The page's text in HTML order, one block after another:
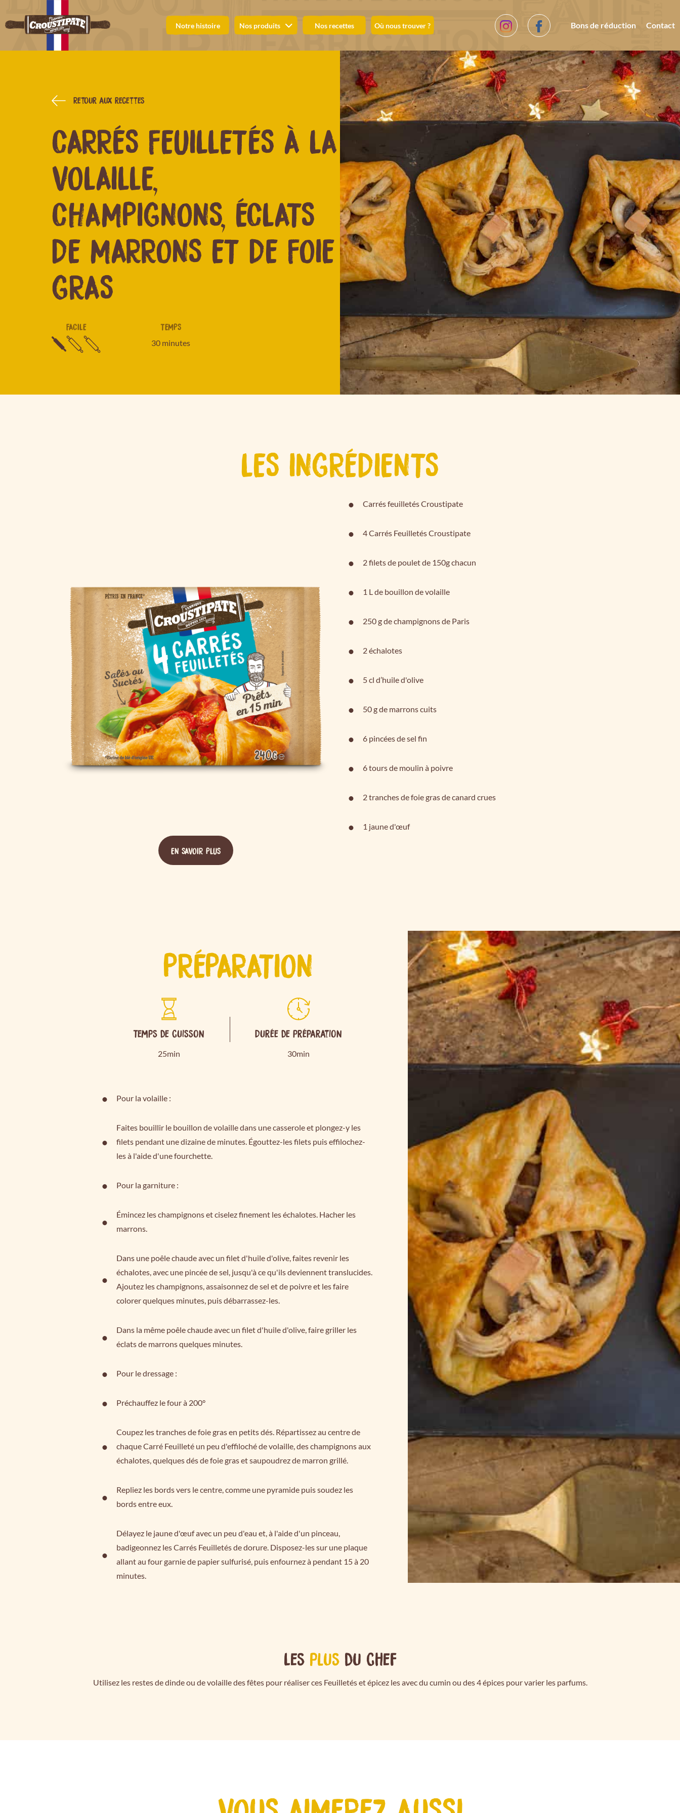
Notre histoire Nos produits Nos recettes Où nous trouver ? Bons de réduction Contact
Retour aux recettes
CARRÉS FEUILLETÉS À LA
VOLAILLE,
CHAMPIGNONS, ÉCLATS
DE MARRONS ET DE FOIE
GRAS
FACILE TEMPS
30 minutes
LES INGRÉDIENTS
EN SAVOIR PLUS
Carrés feuilletés Croustipate
4 Carrés Feuilletés Croustipate
2 filets de poulet de 150g chacun
1 L de bouillon de volaille
250 g de champignons de Paris
2 échalotes
5 cl d’huile d'olive
50 g de marrons cuits
6 pincées de sel fin
6 tours de moulin à poivre
2 tranches de foie gras de canard crues
1 jaune d'œuf
PRÉPARATION
Temps de cuisson
25min
Durée de préparation
30min
Pour la volaille :
Faites bouillir le bouillon de volaille dans une casserole et plongez-y les
filets pendant une dizaine de minutes. Égouttez-les filets puis effilochez-
les à l'aide d'une fourchette.
Pour la garniture :
Émincez les champignons et ciselez finement les échalotes. Hacher les
marrons.
Dans une poêle chaude avec un filet d'huile d'olive, faites revenir les
échalotes, avec une pincée de sel, jusqu'à ce qu'ils deviennent translucides.
Ajoutez les champignons, assaisonnez de sel et de poivre et les faire
colorer quelques minutes, puis débarrassez-les.
Dans la même poêle chaude avec un filet d'huile d'olive, faire griller les
éclats de marrons quelques minutes.
Pour le dressage :
Préchauffez le four à 200°
Coupez les tranches de foie gras en petits dés. Répartissez au centre de
chaque Carré Feuilleté un peu d'effiloché de volaille, des champignons aux
échalotes, quelques dés de foie gras et saupoudrez de marron grillé.
Repliez les bords vers le centre, comme une pyramide puis soudez les
bords entre eux.
Délayez le jaune d'œuf avec un peu d'eau et, à l'aide d'un pinceau,
badigeonnez les Carrés Feuilletés de dorure. Disposez-les sur une plaque
allant au four garnie de papier sulfurisé, puis enfournez à pendant 15 à 20
minutes.
Les plusdu chef
Utilisez les restes de dinde ou de volaille des fêtes pour réaliser ces Feuilletés et épicez les avec du cumin ou des 4 épices pour varier les parfums.